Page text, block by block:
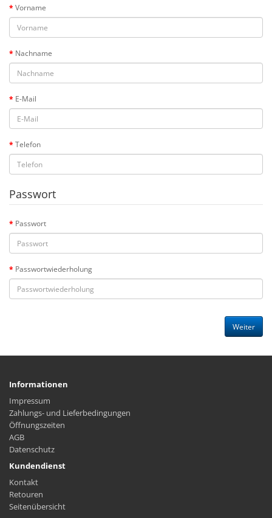
Vorname
Nachname
E-Mail
Telefon
Passwort
Passwort
Passwortwiederholung
Informationen
Impressum
Zahlungs- und Lieferbedingungen
Öffnungszeiten
AGB
Datenschutz
Kundendienst
Kontakt
Retouren
Seitenübersicht